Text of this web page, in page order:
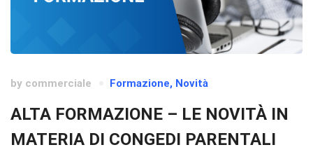
by commerciale Formazione, Novità
ALTA FORMAZIONE – LE NOVITÀ IN
MATERIA DI CONGEDI PARENTALI